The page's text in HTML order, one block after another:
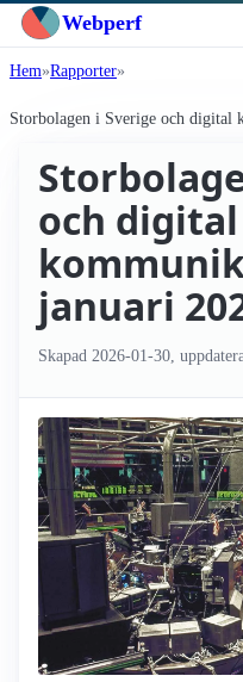
Webperf
Hem Rapporter
Storbolagen i Sverige och digital
och digital
januari
Skapad 2026-01-30 ,